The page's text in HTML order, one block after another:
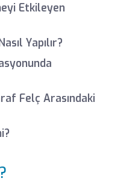
Etkileyen
Yapılır?
Felç Arasındaki